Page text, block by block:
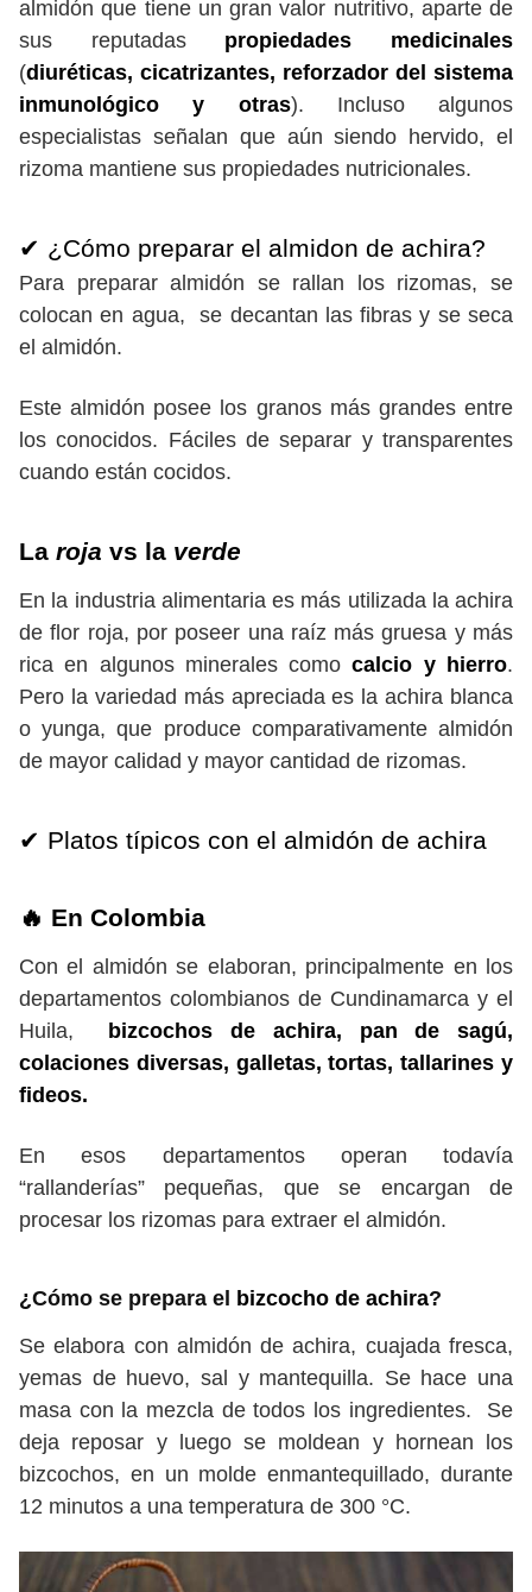
almidón que tiene un gran valor nutritivo, aparte de
sus reputadaspropiedades medicinales
(diuréticas, cicatrizantes, reforzador del sistema
inmunológico y otras). Incluso algunos
especialistas señalan que aún siendo hervido, el
rizoma mantiene sus propiedades nutricionales.
✔ ¿Cómo preparar el almidon de achira?
Para preparar almidón se rallan los rizomas, se
colocan en agua, se decantan las fibras y se seca
el almidón.
Este almidón posee los granos más grandes entre
los conocidos. Fáciles de separar y transparentes
cuando están cocidos.
La roja vs la verde
En la industria alimentaria es más utilizada la achira
de flor roja, por poseer una raíz más gruesa y más
rica en algunos minerales comocalcio y hierro.
Pero la variedad más apreciada es la achira blanca
o yunga, que produce comparativamente almidón
de mayor calidad y mayor cantidad de rizomas.
✔ Platos típicos con el almidón de achira
🔥 En Colombia
Con el almidón se elaboran, principalmente en los
departamentos colombianos de Cundinamarca y el
Huila, bizcochos de achira, pan de sagú,
colaciones diversas, galletas, tortas, tallarines y
fideos.
En esos departamentos operan todavía
“rallanderías” pequeñas, que se encargan de
procesar los rizomas para extraer el almidón.
¿Cómo se prepara el bizcocho de achira?
Se elabora con almidón de achira, cuajada fresca,
yemas de huevo, sal y mantequilla. Se hace una
masa con la mezcla de todos los ingredientes. Se
deja reposar y luego se moldean y hornean los
bizcochos, en un molde enmantequillado, durante
12 minutos a una temperatura de 300 °C.